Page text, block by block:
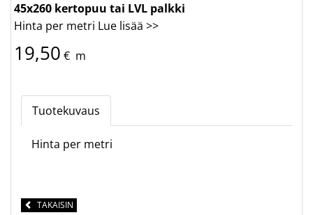
45x260 kertopuu tai LVL palkki
Hinta per metri Lue lisää >>
19,50 € m
Tuotekuvaus
Hinta per metri
TAKAISIN